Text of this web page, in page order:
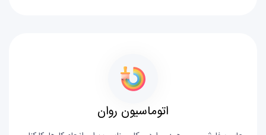
اتوماسیون روان